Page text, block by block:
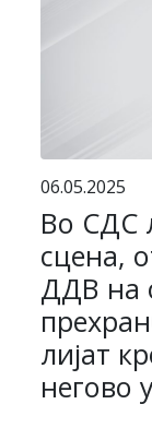
06.05.2025
Во СДС
сцена,
ДДВ на
лијат
негово